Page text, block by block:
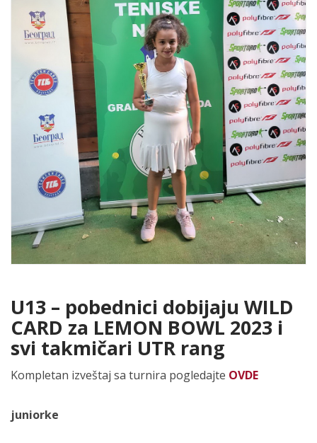
U13 – pobednici dobijaju WILD
CARD za LEMON BOWL 2023 i
svi takmičari UTR rang
Kompletan izveštaj sa turnira pogledajte OVDE
juniorke